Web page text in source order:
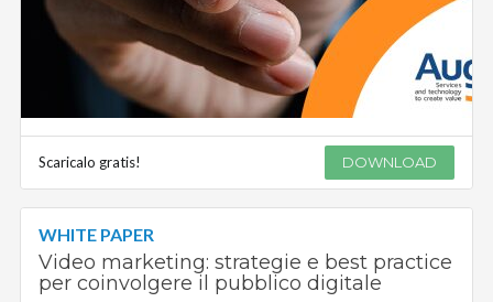
Scaricalo gratis! DOWNLOAD
WHITE PAPER
Video marketing: strategie e best practice
per coinvolgere il pubblico digitale